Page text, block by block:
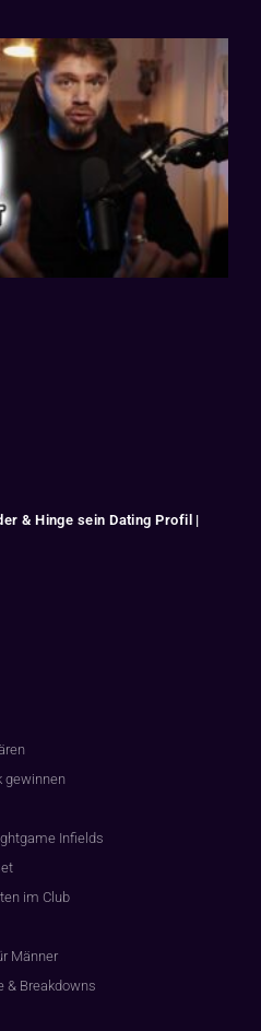
& Hinge sein Dating Profil |
gewinnen
Infields
im Club
Männer
& Breakdowns